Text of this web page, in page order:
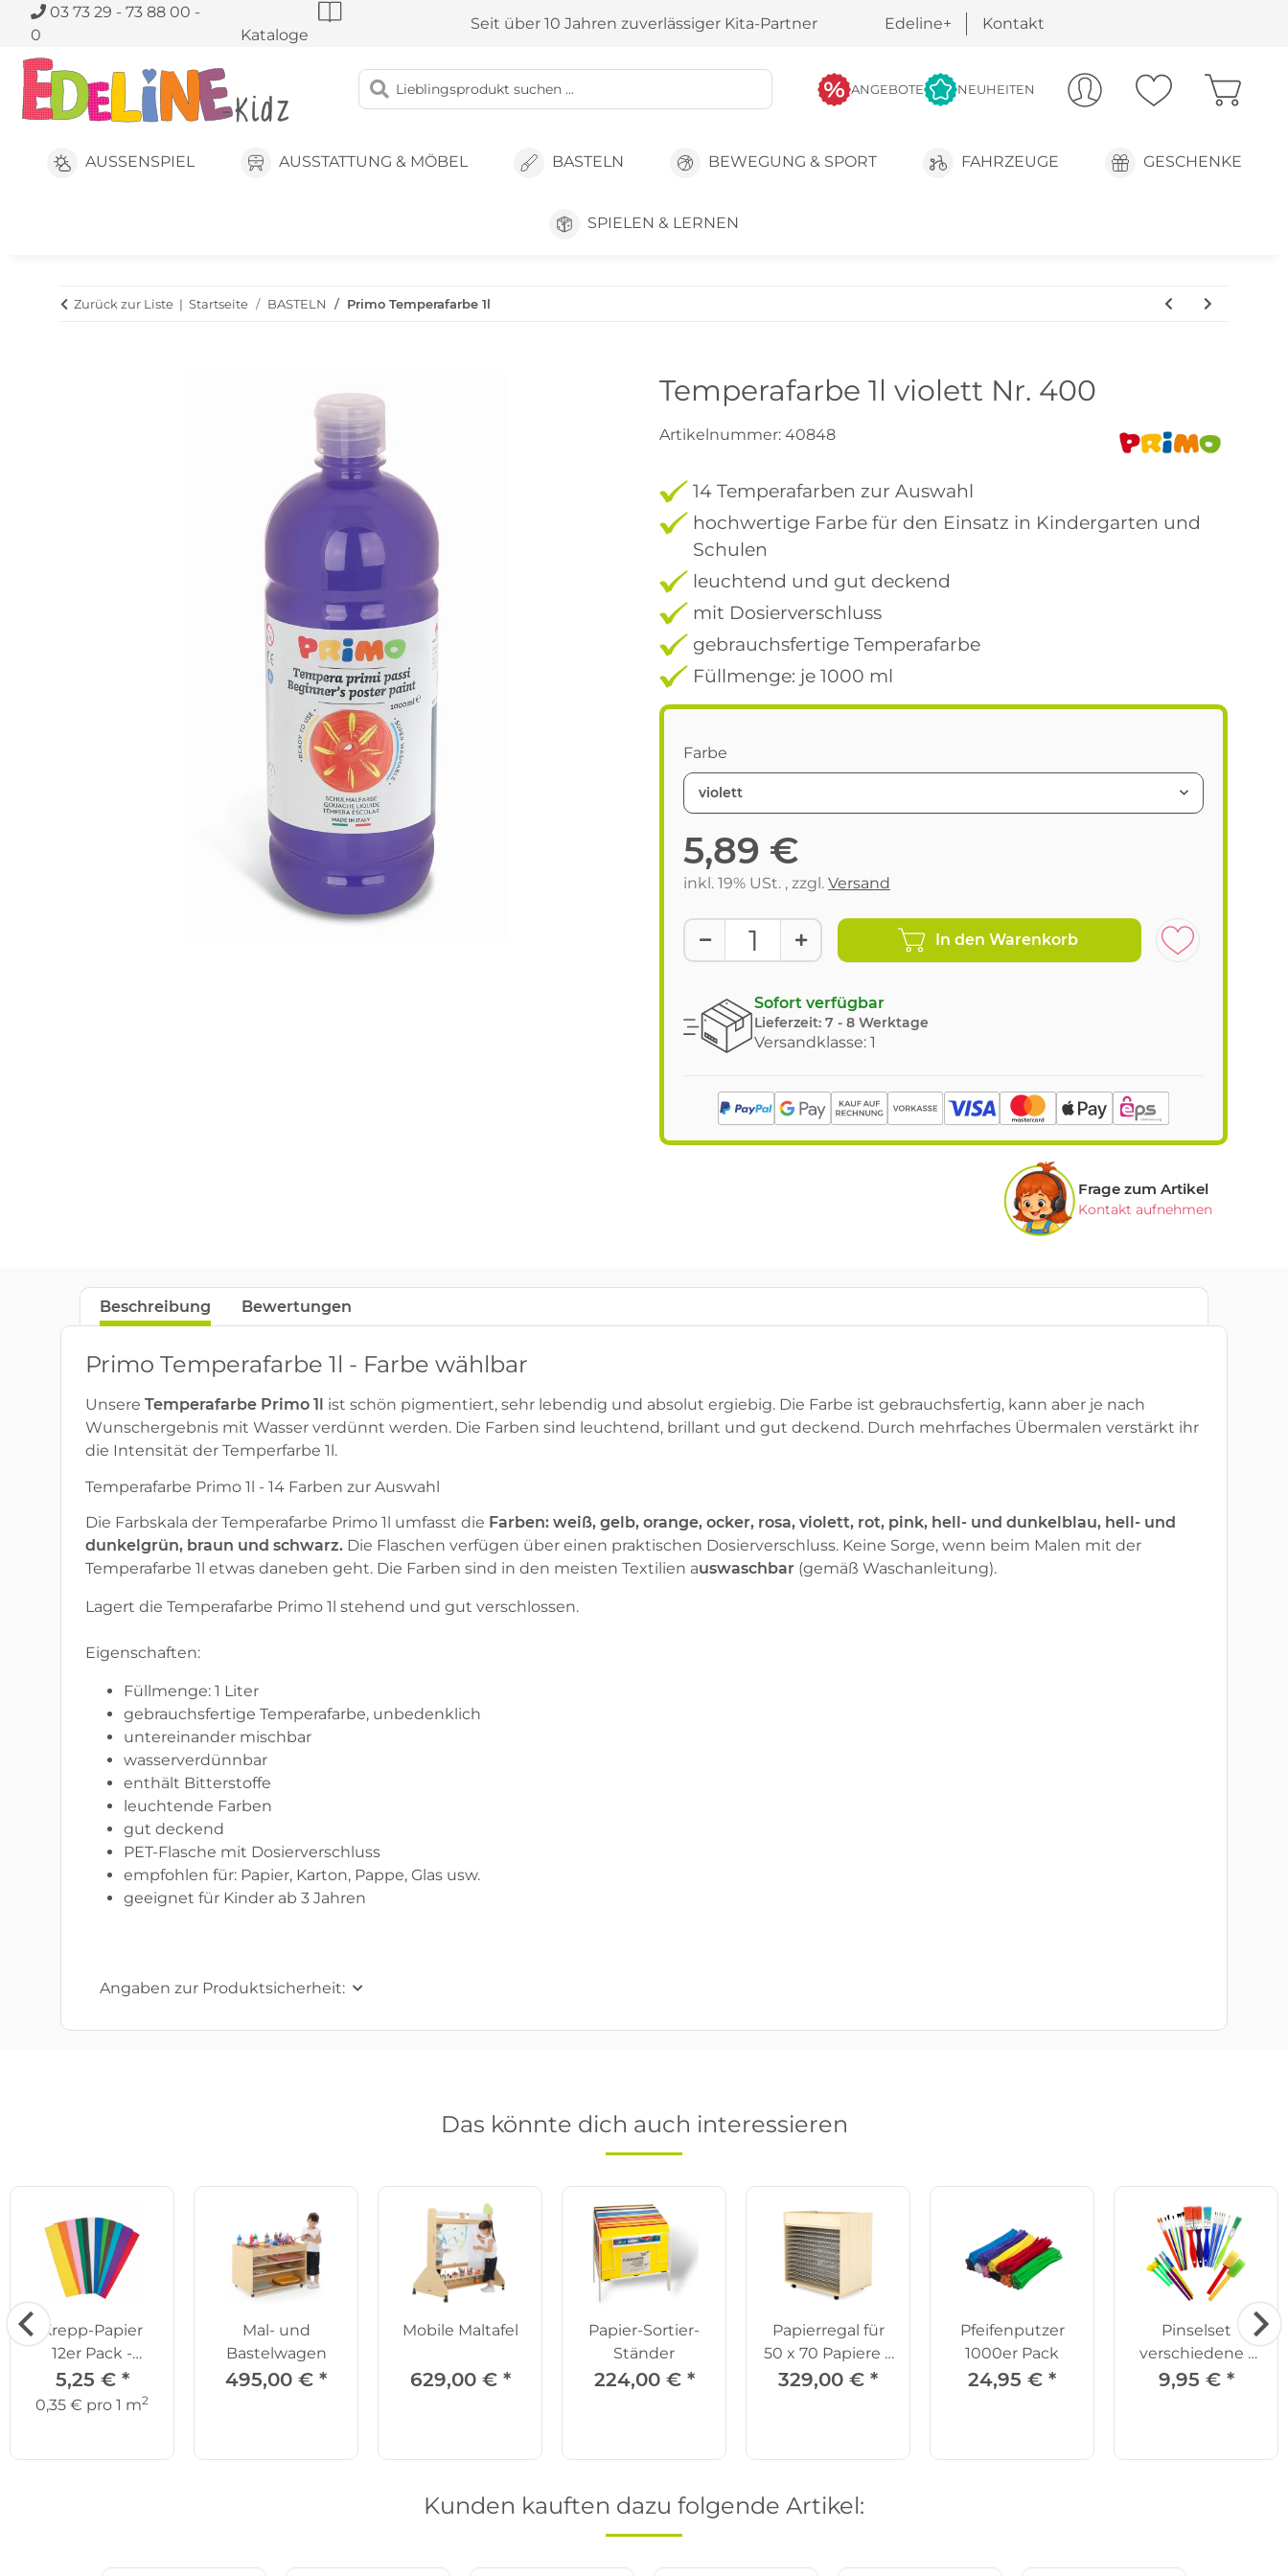
03 73 29 - 73 88 00 -
0
Kataloge
Seit über 10 Jahren zuverlässiger Kita-Partner Edeline+ Kontakt
ANGEBOTE NEUHEITEN
AUSSENSPIEL AUSSTATTUNG & MÖBEL BASTELN BEWEGUNG & SPORT FAHRZEUGE GESCHENKE
SPIELEN & LERNEN
Zurück zur Liste Startseite BASTELN Primo Temperafarbe 1l
Temperafarbe 1l violett Nr. 400
Artikelnummer: 40848
14 Temperafarben zur Auswahl
hochwertige Farbe für den Einsatz in Kindergarten und
Schulen
leuchtend und gut deckend
mit Dosierverschluss
gebrauchsfertige Temperafarbe
Füllmenge: je 1000 ml
Farbe
violett
5,89 €
inkl. 19% USt. , zzgl. Versand
In den Warenkorb
Sofort verfügbar
Lieferzeit: 7 - 8 Werktage
Versandklasse: 1
Frage zum Artikel
Kontakt aufnehmen
Beschreibung Bewertungen
Primo Temperafarbe 1l - Farbe wählbar
Unsere Temperafarbe Primo 1l
ist schön pigmentiert, sehr lebendig und absolut ergiebig. Die Farbe ist gebrauchsfertig, kann aber je nach
Wunschergebnis mit Wasser verdünnt werden. Die Farben sind leuchtend, brillant und gut deckend. Durch mehrfaches Übermalen verstärkt ihr
die Intensität der Temperfarbe 1l.
Temperafarbe Primo 1l - 14 Farben zur Auswahl
Die Farbskala der Temperafarbe Primo 1l umfasst die Farben: weiß, gelb, orange, ocker, rosa, violett, rot, pink, hell- und dunkelblau, hell- und
dunkelgrün, braun und schwarz. Die Flaschen verfügen über einen praktischen Dosierverschluss. Keine Sorge, wenn beim Malen mit der
Temperafarbe 1l etwas daneben geht. Die Farben sind in den meisten Textilien auswaschbar (gemäß Waschanleitung).
Lagert die Temperafarbe Primo 1l stehend und gut verschlossen.
Eigenschaften:
Füllmenge: 1 Liter
gebrauchsfertige Temperafarbe, unbedenklich
untereinander mischbar
wasserverdünnbar
enthält Bitterstoffe
leuchtende Farben
gut deckend
PET-Flasche mit Dosierverschluss
empfohlen für: Papier, Karton, Pappe, Glas usw.
geeignet für Kinder ab 3 Jahren
Angaben zur Produktsicherheit:
Das könnte dich auch interessieren
Krepp-Papier
12er Pack -
klassisch
5,25 € *
0,35 € pro 1 m2
Mal- und
Bastelwagen
495,00 € *
Mobile Maltafel
629,00 € *
Papier-Sortier-
Ständer
224,00 € *
Papierregal für
50 x 70 Papiere +
Zubehör
329,00 € *
Pfeifenputzer
1000er Pack
24,95 € *
Pinselset
verschiedene -
25er Set
9,95 € *
Kunden kauften dazu folgende Artikel: